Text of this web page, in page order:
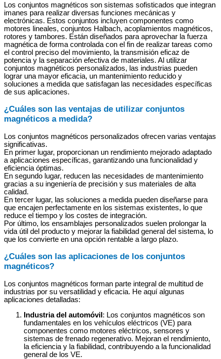
Los conjuntos magnéticos son sistemas sofisticados que integran
imanes para realizar diversas funciones mecánicas y
electrónicas. Estos conjuntos incluyen componentes como
motores lineales, conjuntos Halbach, acoplamientos magnéticos,
rotores y tambores. Están diseñados para aprovechar la fuerza
magnética de forma controlada con el fin de realizar tareas como
el control preciso del movimiento, la transmisión eficaz de
potencia y la separación efectiva de materiales. Al utilizar
conjuntos magnéticos personalizados, las industrias pueden
lograr una mayor eficacia, un mantenimiento reducido y
soluciones a medida que satisfagan las necesidades específicas
de sus aplicaciones.
¿Cuáles son las ventajas de utilizar conjuntos
magnéticos a medida?
Los conjuntos magnéticos personalizados ofrecen varias ventajas
significativas.
En primer lugar, proporcionan un rendimiento mejorado adaptado
a aplicaciones específicas, garantizando una funcionalidad y
eficiencia óptimas.
En segundo lugar, reducen las necesidades de mantenimiento
gracias a su ingeniería de precisión y sus materiales de alta
calidad.
En tercer lugar, las soluciones a medida pueden diseñarse para
que encajen perfectamente en los sistemas existentes, lo que
reduce el tiempo y los costes de integración.
Por último, los ensamblajes personalizados suelen prolongar la
vida útil del producto y mejorar la fiabilidad general del sistema, lo
que los convierte en una opción rentable a largo plazo.
¿Cuáles son las aplicaciones de los conjuntos
magnéticos?
Los conjuntos magnéticos forman parte integral de multitud de
industrias por su versatilidad y eficacia. He aquí algunas
aplicaciones detalladas:
Industria del automóvil : Los conjuntos magnéticos son
fundamentales en los vehículos eléctricos (VE) para
componentes como motores eléctricos, sensores y
sistemas de frenado regenerativo. Mejoran el rendimiento,
la eficiencia y la fiabilidad, contribuyendo a la funcionalidad
general de los VE.